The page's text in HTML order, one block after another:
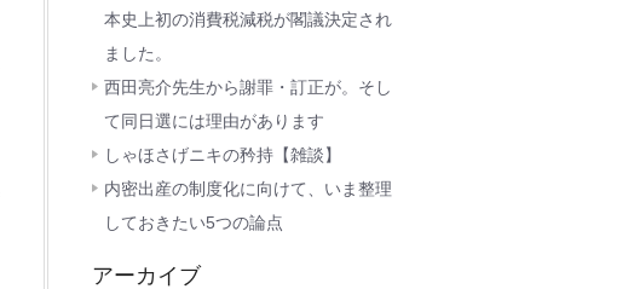
本史上初の消費税減税が閣議決定され
ました。
西田亮介先生から謝罪・訂正が。そし
て同日選には理由があります
しゃほさげニキの矜持【雑談】
内密出産の制度化に向けて、いま整理
しておきたい5つの論点
アーカイブ